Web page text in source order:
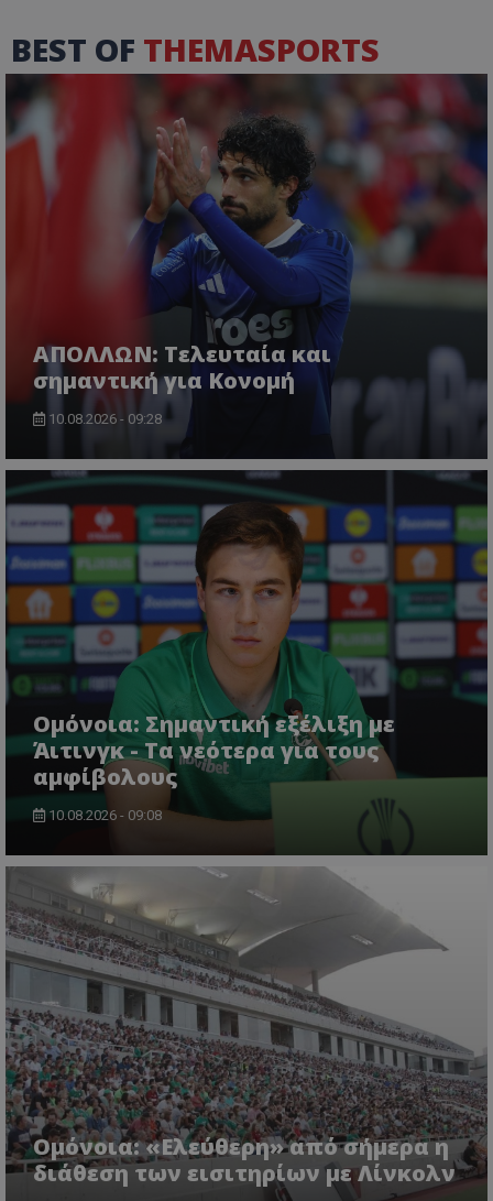
BEST OF THEMASPORTS
ΑΠΟΛΛΩΝ: Τελευταία και
σημαντική για Κονομή
10.08.2026 - 09:28
Ομόνοια: Σημαντική εξέλιξη με
Άιτινγκ - Τα νεότερα για τους
αμφίβολους
10.08.2026 - 09:08
Ομόνοια: «Ελεύθερη» από σήμερα η
διάθεση των εισιτηρίων με Λίνκολν